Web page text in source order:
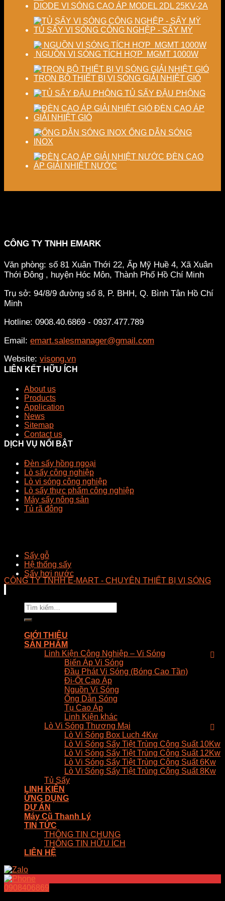
DIODE VI SÓNG CAO ÁP MODEL 2DL 25KV-2A
TỦ SẤY VI SÓNG CÔNG NGHỆP - SẤY MỲ
NGUỒN VI SÓNG TÍCH HỢP MGMT 1000W
TRỌN BỘ THIẾT BỊ VI SÓNG GIẢI NHIỆT GIÓ
TỦ SẤY ĐẬU PHỘNG
ĐÈN CAO ÁP
GIẢI NHIỆT GIÓ
ỐNG DẪN SÓNG
INOX
ĐÈN CAO
ÁP GIẢI NHIỆT NƯỚC
CÔNG TY TNHH EMARK
Văn phòng: số 81 Xuân Thới 22, Ấp Mỹ Huề 4, Xã Xuân
Thới Đông , huyện Hóc Môn, Thành Phố Hồ Chí Minh
Trụ sở: 94/8/9 đường số 8, P. BHH, Q. Bình Tân Hồ Chí
Minh
Hotline: 0908.40.6869 - 0937.477.789
Email: emart.salesmanager@gmail.com
Website: visong.vn
LIÊN KẾT HỮU ÍCH
About us
Products
Application
News
Sitemap
Contact us
DỊCH VỤ NỔI BẬT
Đèn sấy hồng ngoại
Lò sấy công nghiệp
Lò vi sóng công nghiệp
Lò sấy thực phẩm công nghiệp
Máy sấy nông sản
Tủ rã đông
Sấy gỗ
Hệ thống sấy
Sấy hơi nước
CÔNG TY TNHH E-MART - CHUYÊN THIẾT BỊ VI SÓNG
Tìm
kiếm:
GIỚI THIỆU
SẢN PHẨM
Linh Kiện Công Nghiệp – Vi Sóng
Biến Áp Vi Sóng
Đầu Phát Vi Sóng (Bóng Cao Tần)
Đi-Ốt Cao Áp
Nguồn Vi Sóng
Ống Dẫn Sóng
Tụ Cao Áp
Linh Kiện khác
Lò Vi Sóng Thương Mại
Lò Vi Sóng Box Luch 4Kw
Lò Vi Sóng Sấy Tiệt Trùng Công Suất 10Kw
Lò Vi Sóng Sấy Tiệt Trùng Công Suất 12Kw
Lò Vi Sóng Sấy Tiệt Trùng Công Suất 6Kw
Lò Vi Sóng Sấy Tiệt Trùng Công Suất 8Kw
Tủ Sấy
LINH KIỆN
ỨNG DỤNG
DỰ ÁN
Máy Cũ Thanh Lý
TIN TỨC
THÔNG TIN CHUNG
THÔNG TIN HỮU ÍCH
LIÊN HỆ
0908406869